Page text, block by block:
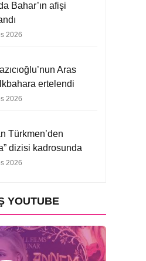
Bahar’ın afişi
2026
Aras
ertelendi
2026
Türkmen’den
dizisi kadrosunda
2026
YOUTUBE